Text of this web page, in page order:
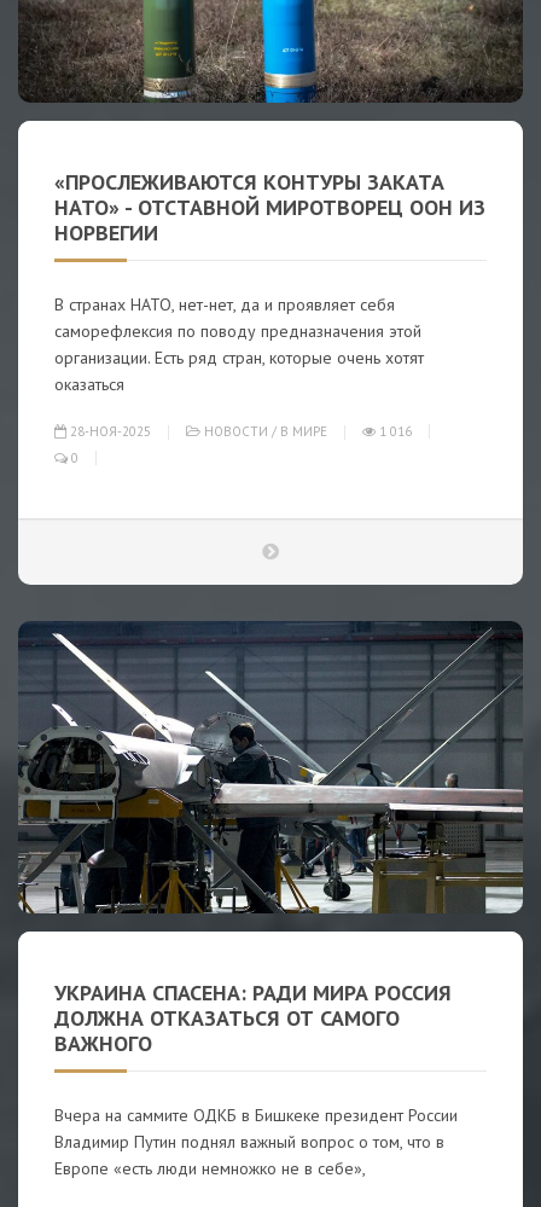
«ПРОСЛЕЖИВАЮТСЯ КОНТУРЫ ЗАКАТА
НАТО» - ОТСТАВНОЙ МИРОТВОРЕЦ ООН ИЗ
НОРВЕГИИ
В странах НАТО, нет-нет, да и проявляет себя
саморефлексия по поводу предназначения этой
организации. Есть ряд стран, которые очень хотят
оказаться
28-НОЯ-2025 НОВОСТИ / В МИРЕ
1 016
0
УКРАИНА СПАСЕНА: РАДИ МИРА РОССИЯ
ДОЛЖНА ОТКАЗАТЬСЯ ОТ САМОГО
ВАЖНОГО
Вчера на саммите ОДКБ в Бишкеке президент России
Владимир Путин поднял важный вопрос о том, что в
Европе «есть люди немножко не в себе»,